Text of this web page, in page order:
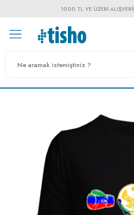
1000 TL VE ÜZERI